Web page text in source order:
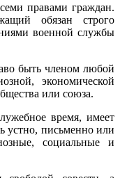
правами граждан.
обязан строго
военной службы
быть членом любой
экономической
или союза.
время, имеет
устно, письменно или
социальные и